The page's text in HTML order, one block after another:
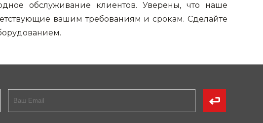
обслуживание клиентов. Уверены, что наше
вашим требованиям и срокам. Сделайте